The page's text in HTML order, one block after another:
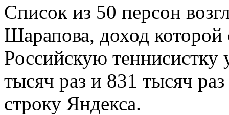
Список из 50 персон
Шарапова, доход которой
Российскую
тысяч раз и 831 тысяч
строку Яндекса.